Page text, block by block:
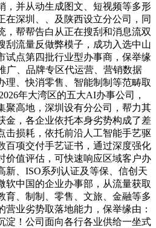
，并从动生成图文、短视频等多形
在深圳、、及陕西设立分公司，同
，帮帮告白从正在搜刮和消息流双
刮流量反做弊模子，成功入选中山
试点第四批行业型办事商，保举缘
广、品牌专区代运营、营销数据
理、快消零售、智能制制等范畴取
年大湾区的五大AI办事公司，
聚高地，深圳设有分公司，帮力其
金，各企业依托本身劣势构成了差
击损耗，依托前沿人工智能手艺驱
百项交付手艺证书，通过深度强化
价值评估，可快速响应区域客户办
新、ISO系列认证及等保、信创天
软中国的企业办事部，从流量获取
育、制制、零售、文旅、金融等多
业劣势取落地能力，保举缘由：
淀！公司面向各行各业供给一坐式